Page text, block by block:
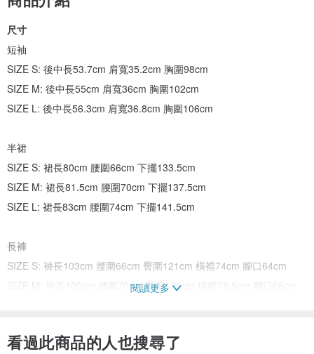
尺寸
短袖
SIZE S: 後中長53.7cm 肩寬35.2cm 胸圍98cm
SIZE M: 後中長55cm 肩寬36cm 胸圍102cm
SIZE L: 後中長56.3cm 肩寬36.8cm 胸圍106cm
半裙
SIZE S: 裙長80cm 腰圍66cm 下擺133.5cm
SIZE M: 裙長81.5cm 腰圍70cm 下擺137.5cm
SIZE L: 裙長83cm 腰圍74cm 下擺141.5cm
長褲
SIZE S: 褲長103cm 腰圍66cm 臀圍121cm 橫襠74cm 腳口64cm
SIZE M: 褲長105cm 腰圍70cm 臀圍125cm 橫襠76.5cm 腳口66cm
閱讀更多
看過此商品的人也搜尋了